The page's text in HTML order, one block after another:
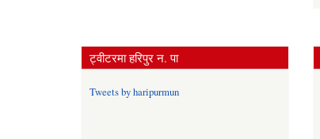
ट्वीटरमा हरिपुर न. पा
Tweets by haripurmun